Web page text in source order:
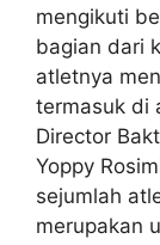
mengikuti
bagian dari
atletnya
termasuk di
Director
Yoppy
sejumlah
merupakan